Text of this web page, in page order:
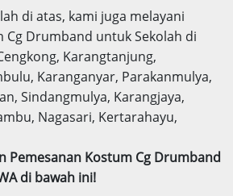
di atas, kami juga melayani
Cg Drumband untuk Sekolah di
Karangtanjung,
Karanganyar, Parakanmulya,
Sindangmulya, Karangjaya,
Nagasari, Kertarahayu,
Pemesanan Kostum Cg Drumband
di bawah ini!